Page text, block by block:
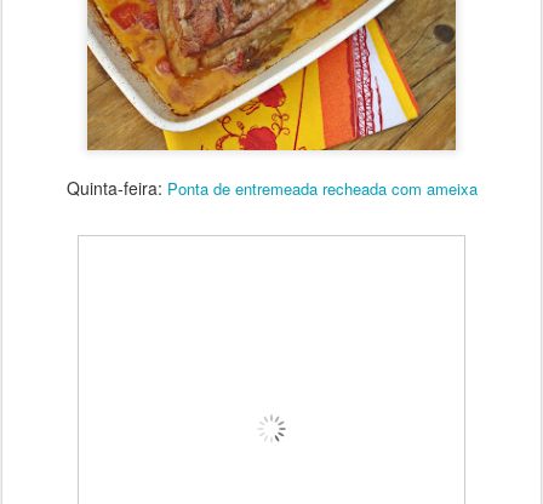
Quinta-feira: Ponta de entremeada recheada com ameixa